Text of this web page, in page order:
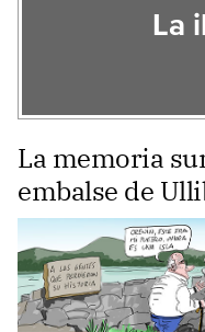
La
La memoria
embalse de